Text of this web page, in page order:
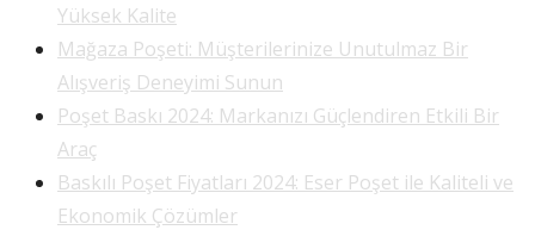
Yüksek Kalite
Mağaza Poşeti: Müşterilerinize Unutulmaz Bir
Alışveriş Deneyimi Sunun
Poşet Baskı 2024: Markanızı Güçlendiren Etkili Bir
Araç
Baskılı Poşet Fiyatları 2024: Eser Poşet ile Kaliteli ve
Ekonomik Çözümler